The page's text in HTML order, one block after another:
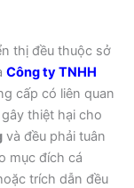
thị đều thuộc sở
Công ty TNHH
cấp có liên quan
thiệt hại cho
và đều phải tuân
mục đích cá
trích dẫn đều